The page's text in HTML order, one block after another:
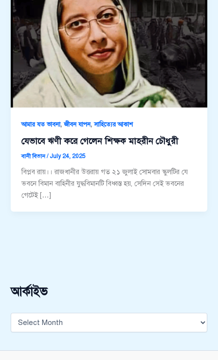
আমার যত ভাবনা,জীবন যাপন,সাহিত্যের আকাশ
যেভাবে ঋণী করে গেলেন শিক্ষক মাহরীন চৌধুরী
বানী বিতান/ July 24, 2025
বিপ্লব রায়।। রাজধানীর উত্তরায় গত ২১ জুলাই সোমবার স্কুলটির যে
ভবনে বিমান বাহিনীর যুদ্ধবিমানটি বিধ্বস্ত হয়, সেদিন সেই ভবনের
গেটেই […]
আর্কাইভ